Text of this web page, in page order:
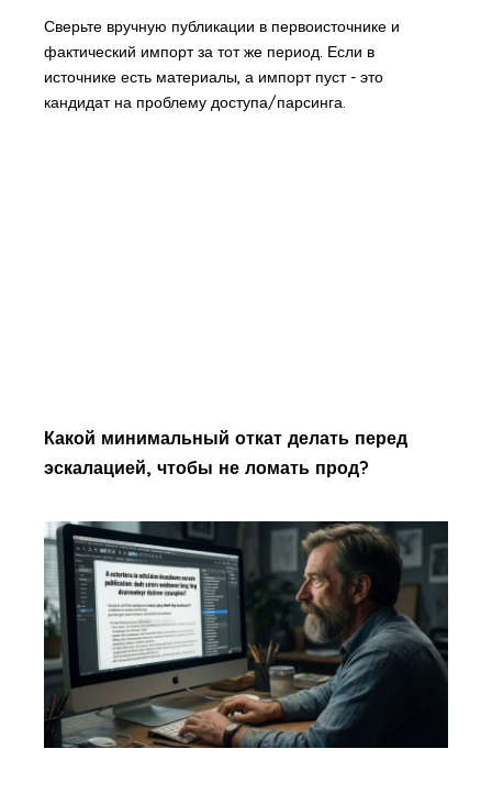
Сверьте вручную публикации в первоисточнике и
фактический импорт за тот же период. Если в
источнике есть материалы, а импорт пуст - это
кандидат на проблему доступа/парсинга.
Какой минимальный откат делать перед
эскалацией, чтобы не ломать прод?